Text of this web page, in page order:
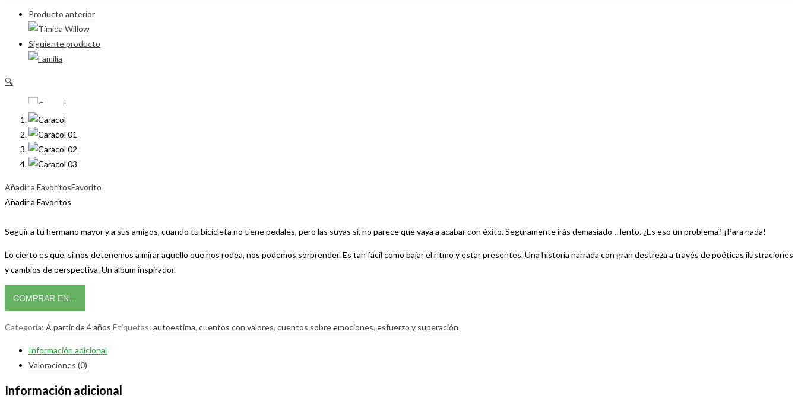
Producto anterior
Siguiente producto
🔍
Añadir a FavoritosFavorito
Añadir a Favoritos
Seguir a tu hermano mayor y a sus amigos, cuando tu bicicleta no tiene pedales, pero las suyas sí, no parece que vaya a acabar con éxito. Seguramente irás demasiado… lento. ¿Es eso un problema? ¡Para nada!
Lo cierto es que, si nos detenemos a mirar aquello que nos rodea, nos podemos sorprender. Es tan fácil como bajar el ritmo y estar presentes. Una historia narrada con gran destreza a través de poéticas ilustraciones
y cambios de perspectiva. Un álbum inspirador.
COMPRAR EN…
Categoría: A partir de 4 años Etiquetas: autoestima, cuentos con valores, cuentos sobre emociones, esfuerzo y superación
Información adicional
Valoraciones (0)
Información adicional